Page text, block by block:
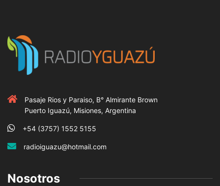
Pasaje Rios y Paraiso, B° Almirante Brown
Puerto Iguazú, Misiones, Argentina
+54 (3757) 1552 5155
radioiguazu@hotmail.com
Nosotros